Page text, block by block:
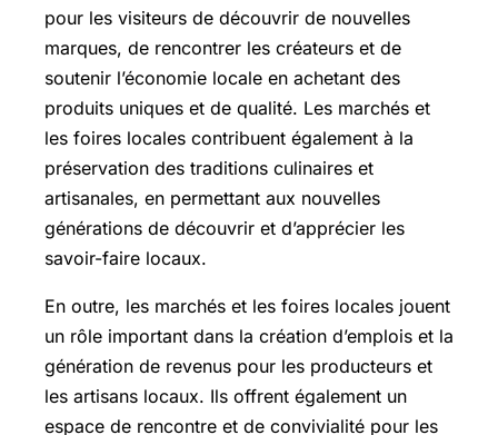
pour les visiteurs de découvrir de nouvelles
marques, de rencontrer les créateurs et de
soutenir l’économie locale en achetant des
produits uniques et de qualité. Les marchés et
les foires locales contribuent également à la
préservation des traditions culinaires et
artisanales, en permettant aux nouvelles
générations de découvrir et d’apprécier les
savoir-faire locaux.
En outre, les marchés et les foires locales jouent
un rôle important dans la création d’emplois et la
génération de revenus pour les producteurs et
les artisans locaux. Ils offrent également un
espace de rencontre et de convivialité pour les